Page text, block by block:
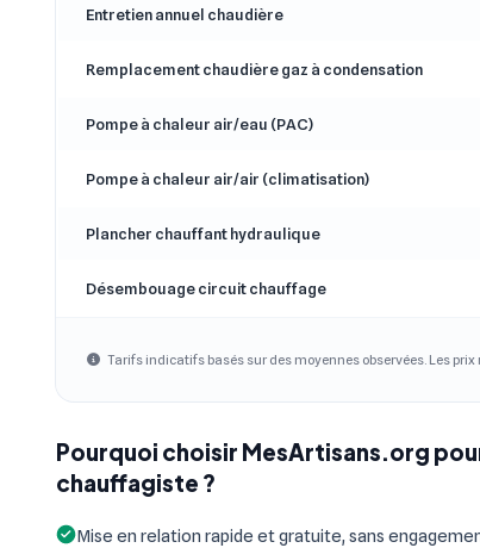
Entretien annuel chaudière
Remplacement chaudière gaz à condensation
Pompe à chaleur air/eau (PAC)
Pompe à chaleur air/air (climatisation)
Plancher chauffant hydraulique
Désembouage circuit chauffage
Tarifs indicatifs basés sur des moyennes observées. Les
Pourquoi choisir MesArtisans.org
chauffagiste ?
Mise en relation rapide et gratuite, sans